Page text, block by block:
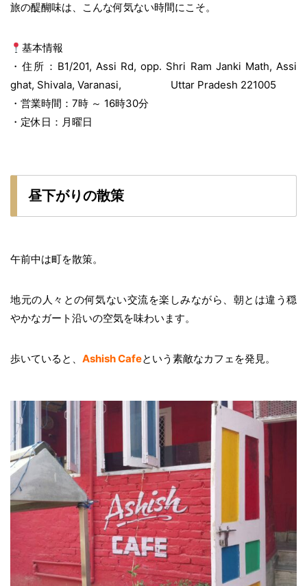
旅の醍醐味は、こんな何気ない時間にこそ。
基本情報
・住所：B1/201, Assi Rd, opp. Shri Ram Janki Math, Assi
ghat, Shivala, Varanasi, Uttar Pradesh 221005
・営業時間：7時 ～ 16時30分
・定休日：月曜日
昼下がりの散策
午前中は町を散策。
地元の人々との何気ない交流を楽しみながら、朝とは違う穏
やかなガート沿いの空気を味わいます。
歩いていると、 Ashish Cafeという素敵なカフェを発見。